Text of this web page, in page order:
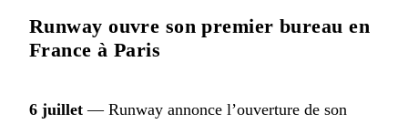
Runway ouvre son premier bureau en
France à Paris
6 juillet — Runway annonce l’ouverture de son